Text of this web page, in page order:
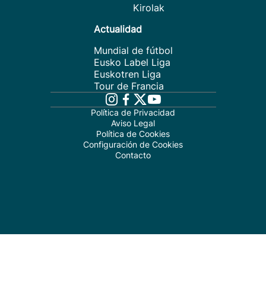
Kirolak
Actualidad
Mundial de fútbol
Eusko Label Liga
Euskotren Liga
Tour de Francia
Política de Privacidad
Aviso Legal
Política de Cookies
Configuración de Cookies
Contacto